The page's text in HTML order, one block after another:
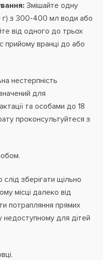
Змішайте одну
г) з 300-400 мл води або
від одного до трьох
прийому вранці до або
нестерпність
для
та особами до 18
проконсультуйтеся з
слід зберігати щільно
місці далеко від
потрапляння прямих
недоступному для дітей